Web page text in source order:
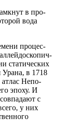
в про­
вода
про­цес­
ста­ти­че­ских
Ура­на, в 1718
атлас Непо­
эпо­ху. И
с
у них